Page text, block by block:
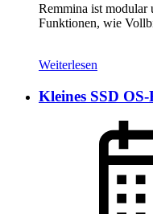
Remmina ist modular
Funktionen, wie
Weiterlesen
Kleines SSD